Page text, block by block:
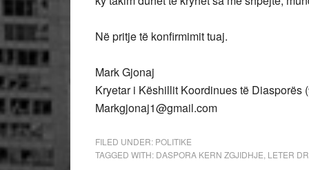
Në pritje të konfirmimit tuaj.
Mark Gjonaj
Kryetar i Këshillit Koordinues të Diasporës
Markgjonaj1@gmail.com
FILED UNDER: POLITIKE
TAGGED WITH: DASPORA KERN ZGJIDHJE LETER